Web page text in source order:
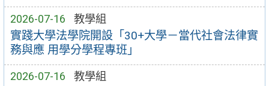
2026-07-16 教學組
實踐大學法學院開設「30+大學－當代社會法律實
務與應 用學分學程專班」
2026-07-16 教學組